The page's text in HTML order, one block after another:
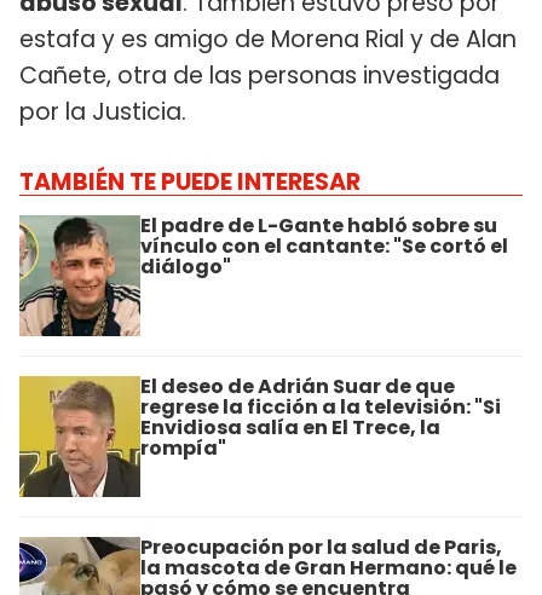
estafa y es amigo de Morena Rial y de Alan
Cañete, otra de las personas investigada
por la Justicia.
TAMBIÉN TE PUEDE INTERESAR
El padre de L-Gante habló sobre su
vínculo con el cantante: "Se cortó el
diálogo"
El deseo de Adrián Suar de que
regrese la ficción a la televisión: "Si
Envidiosa salía en El Trece, la
rompía"
Preocupación por la salud de Paris,
la mascota de Gran Hermano: qué le
pasó y cómo se encuentra